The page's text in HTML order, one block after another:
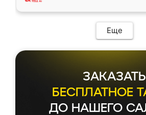
Еще
ЗАКАЗАТЬ
БЕСПЛАТНОЕ
ДО НАШЕГО